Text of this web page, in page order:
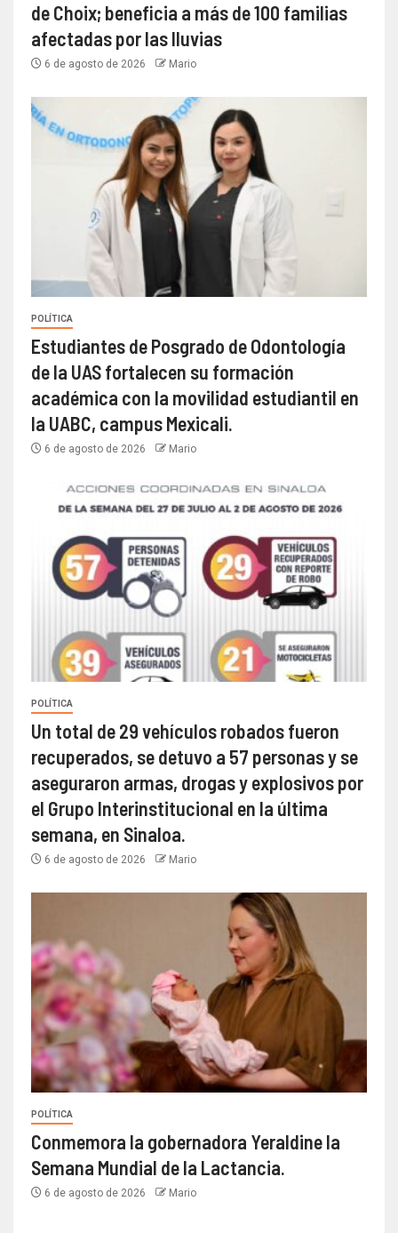
de Choix; beneficia a más de 100 familias
afectadas por las lluvias
6 de agosto de 2026 Mario
POLÍTICA
Estudiantes de Posgrado de Odontología
de la UAS fortalecen su formación
académica con la movilidad estudiantil en
la UABC, campus Mexicali.
6 de agosto de 2026 Mario
POLÍTICA
Un total de 29 vehículos robados fueron
recuperados, se detuvo a 57 personas y se
aseguraron armas, drogas y explosivos por
el Grupo Interinstitucional en la última
semana, en Sinaloa.
6 de agosto de 2026 Mario
POLÍTICA
Conmemora la gobernadora Yeraldine la
Semana Mundial de la Lactancia.
6 de agosto de 2026 Mario